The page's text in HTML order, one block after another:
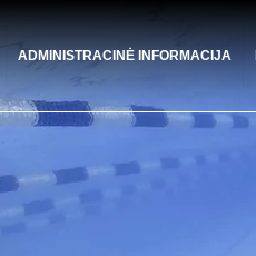
ADMINISTRACINĖ INFORMACIJA